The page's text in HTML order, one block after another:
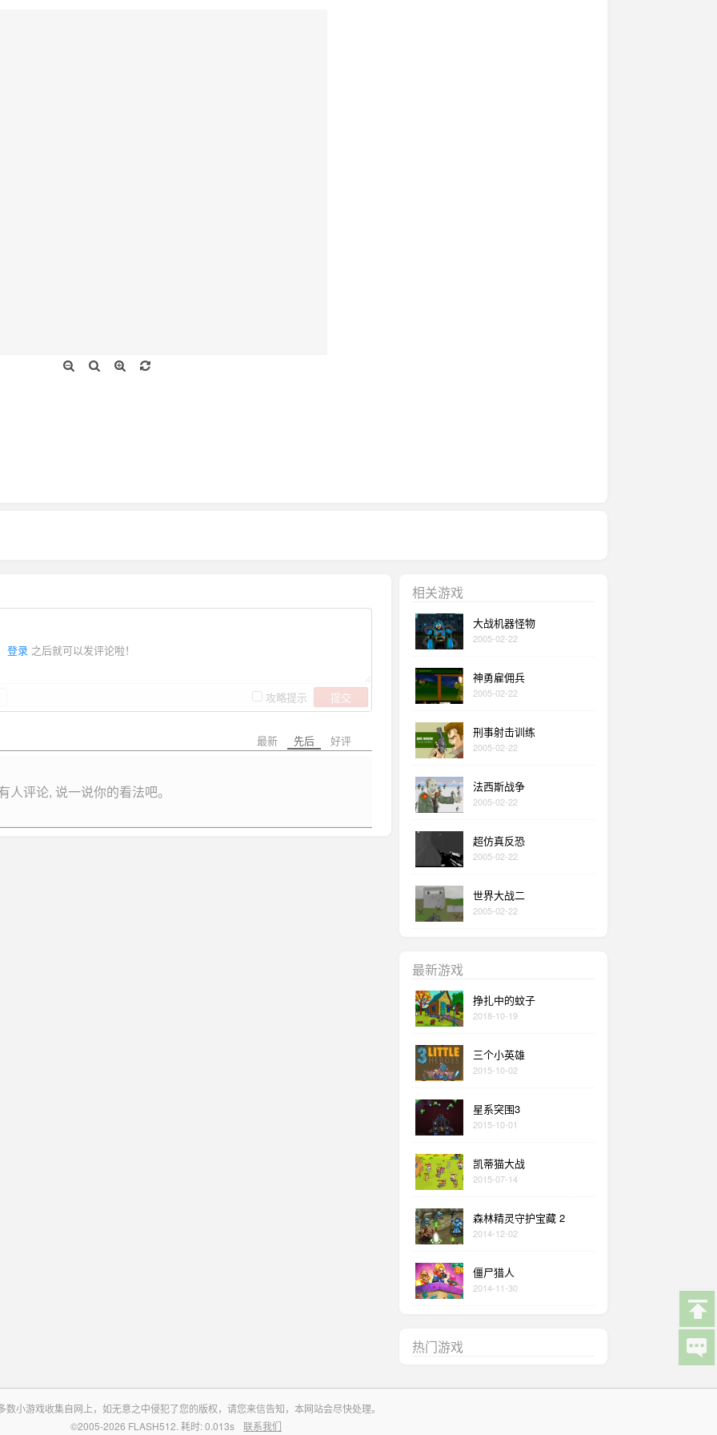
登录 之后就可以发评论啦！
攻略提示 提交
最新 先后 好评
人评论, 说一说你的看法吧。
相关游戏
大战机器怪物
2005-02-22
神勇雇佣兵
2005-02-22
刑事射击训练
2005-02-22
法西斯战争
2005-02-22
超仿真反恐
2005-02-22
世界大战二
2005-02-22
最新游戏
挣扎中的蚊子
2018-10-19
三个小英雄
2015-10-02
星系突围3
2015-10-01
凯蒂猫大战
2015-07-14
森林精灵守护宝藏 2
2014-12-02
僵尸猎人
2014-11-30
热门游戏
数小游戏收集自网上，如无意之中侵犯了您的版权，请您来信告知，本网站会尽快处理。
©2005-2026 FLASH512. 耗时: 0.013s
联系我们